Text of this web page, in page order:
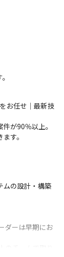
。
お任せ｜最新技
が90％以上。
す。
ムの設計・構築
ダーは早期にお